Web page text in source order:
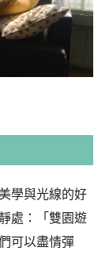
學與光線的好
處：「雙園遊
可以盡情彈